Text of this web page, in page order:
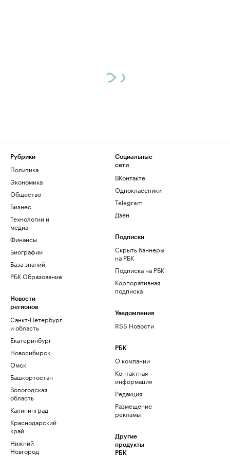
Рубрики
Политика
Экономика
Общество
Бизнес
Технологии и
медиа
Финансы
Биографии
База знаний
РБК Образование
Новости
регионов
Санкт-Петербург
и область
Екатеринбург
Новосибирск
Омск
Башкортостан
Вологодская
область
Калининград
Краснодарский
край
Нижний
Новгород
Социальные
сети
ВКонтакте
Одноклассники
Telegram
Дзен
Подписки
Скрыть баннеры
на РБК
Подписка на РБК
Корпоративная
подписка
Уведомления
RSS Новости
РБК
О компании
Контактная
информация
Редакция
Размещение
рекламы
Другие
продукты
РБК